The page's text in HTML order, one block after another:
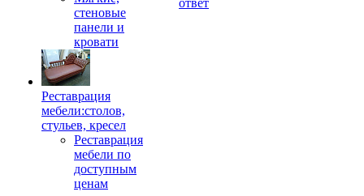
стеновые
панели и
кровати
Реставрация
мебели:столов,
стульев, кресел
Реставрация
мебели по
доступным
ценам
ответ